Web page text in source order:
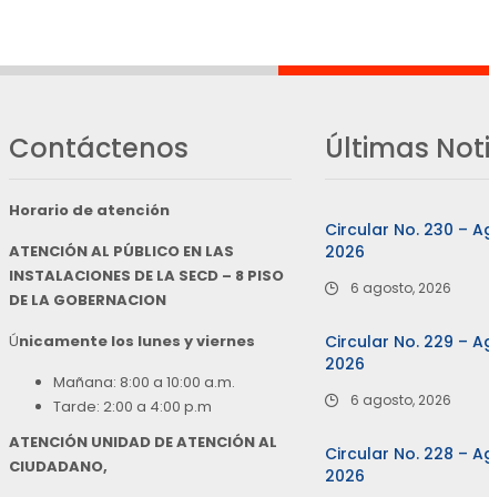
Contáctenos
Horario de atención
ATENCIÓN AL PÚBLICO EN LAS
INSTALACIONES DE LA SECD – 8 PISO
DE LA GOBERNACION
Únicamente los lunes y viernes
Mañana: 8:00 a 10:00 a.m.
Tarde: 2:00 a 4:00 p.m
ATENCIÓN UNIDAD DE ATENCIÓN AL
CIUDADANO,
Últimas
Circular No. 230 –
2026
6 agosto, 2026
Circular No. 229 –
2026
6 agosto, 2026
Circular No. 228 –
2026